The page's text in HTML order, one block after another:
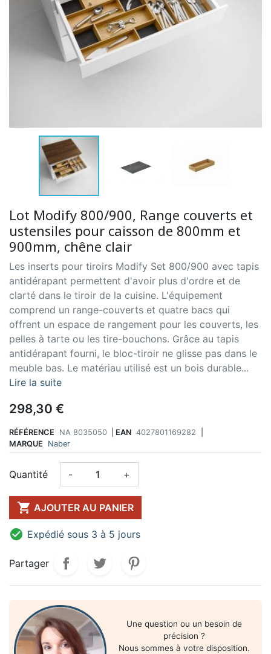
Lot Modify 800/900, Range couverts et
ustensiles pour caisson de 800mm et
900mm, chêne clair
Les inserts pour tiroirs Modify Set 800/900 avec tapis
antidérapant permettent d'avoir plus d'ordre et de
clarté dans le tiroir de la cuisine. L'équipement
comprend un range-couverts et quatre bacs qui
offrent un espace de rangement pour les couverts, les
pelles à tarte ou les tire-bouchons. Grâce au tapis
antidérapant fourni, le bloc-tiroir ne glisse pas dans le
meuble bas. Le matériau utilisé est un bois durable...
Lire la suite
298,30 €
RÉFÉRENCE NA 8035050 EAN 4027801169282
MARQUE
Naber
Quantité - +
 AJOUTER AU PANIER
 Expédié sous 3 à 5 jours
Partager
Une question ou un besoin de
précision ?
Nous sommes à votre disposition.